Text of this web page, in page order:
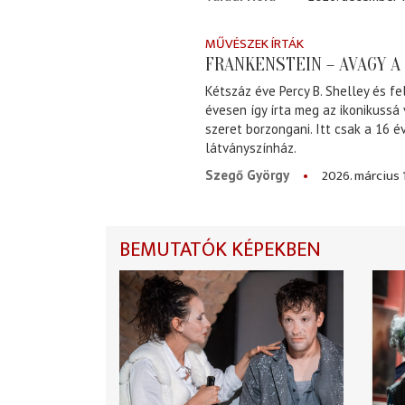
MŰVÉSZEK ÍRTÁK
FRANKENSTEIN – AVAGY
Kétszáz éve Percy B. Shelley és
évesen így írta meg az
szeret borzongani. Itt csak a 16
látványszínház.
Szegő György
2026. március
BEMUTATÓK KÉPEKBEN